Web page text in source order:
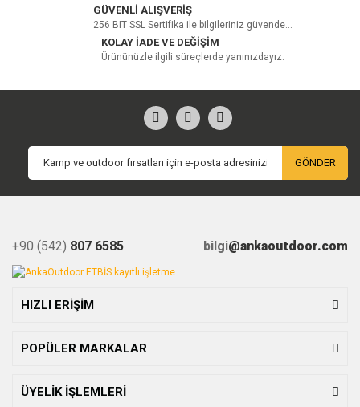
GÜVENLİ ALIŞVERİŞ
256 BIT SSL Sertifika ile bilgileriniz güvende...
KOLAY İADE VE DEĞİŞİM
Ürününüzle ilgili süreçlerde yanınızdayız.
GÖNDER
+90 (542) 807 6585 bilgi@ankaoutdoor.com
HIZLI ERİŞİM
POPÜLER MARKALAR
ÜYELİK İŞLEMLERİ